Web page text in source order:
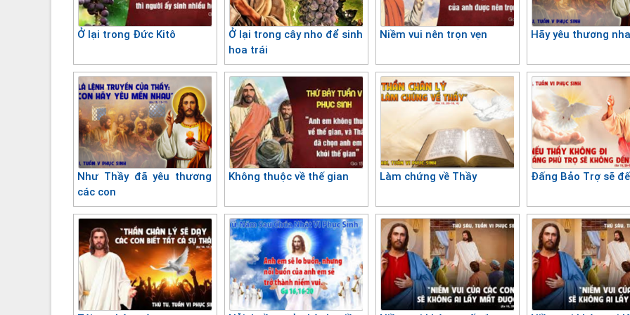
Ở lại trong Đức Kitô
Ở lại trong cây nho để sinh
hoa trái
Niềm vui nên trọn vẹn Hãy yêu thương
Như Thầy đã yêu thương
các con
Không thuộc về thế gian Làm chứng về Thầy Đấng Bảo Trợ sẽ